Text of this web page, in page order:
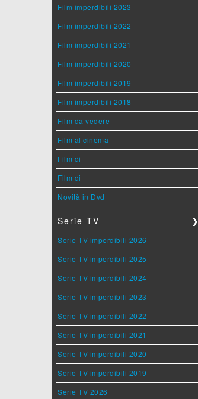
Film imperdibili 2023
Film imperdibili 2022
Film imperdibili 2021
Film imperdibili 2020
Film imperdibili 2019
Film imperdibili 2018
Film da vedere
Film al cinema
Film di
Film di
Novità in Dvd
Serie TV ❯
Serie TV imperdibili 2026
Serie TV imperdibili 2025
Serie TV imperdibili 2024
Serie TV imperdibili 2023
Serie TV imperdibili 2022
Serie TV imperdibili 2021
Serie TV imperdibili 2020
Serie TV imperdibili 2019
Serie TV 2026